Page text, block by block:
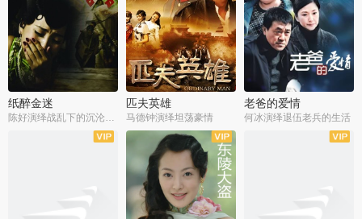
纸醉金迷 匹夫英雄
马德钟演绎坦荡豪情
老爸的爱情
何冰演绎退伍老兵的生活
全33集